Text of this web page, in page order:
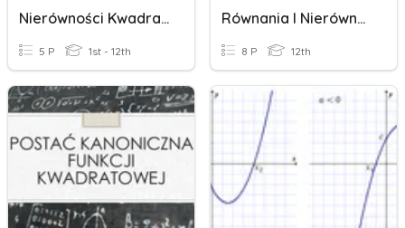
Nierówności Kwadratowe
5 P 1st - 12th
Równania I Nierówności Kwadratowe
8 P 12th